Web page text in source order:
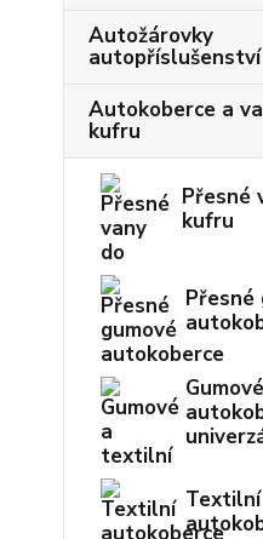
Autožárovky
autopříslušenství
Autokoberce a
kufru
Přesné
kufru
Přesné
Textilní